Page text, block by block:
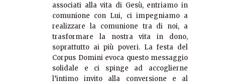
associati alla vita di Gesù, entriamo in
comunione con Lui, ci impegniamo a
realizzare la comunione tra di noi, a
trasformare la nostra vita in dono,
soprattutto ai più poveri. La festa del
Corpus Domini evoca questo messaggio
solidale e ci spinge ad accoglierne
l’intimo invito alla conversione e al